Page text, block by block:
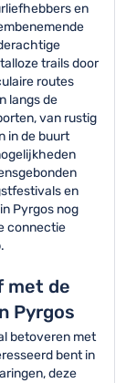
en
trails door
routes
langs de
van rustig
in de buurt
en
Pyrgos nog
connectie
met de
Pyrgos
betoveren met
bent in
deze